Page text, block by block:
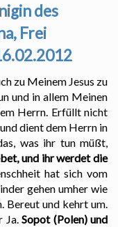
des
Frei
zu Meinem Jesus zu
und in allem Meinen
Herrn. Erfüllt nicht
dient dem Herrn in
was ihr tun müßt,
und ihr werdet die
hat sich vom
gehen umher wie
Bereut und kehrt um.
Ja.Sopot (Polen) und